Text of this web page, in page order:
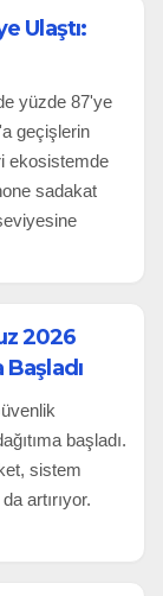
Ulaştı:
yüzde 87'ye
geçişlerin
ekosistemde
sadakat
2026
başladı.
sistem
artırıyor.